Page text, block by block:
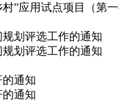
”应用试点项目（第
划评选工作的通知
划评选工作的通知
的通知
的通知